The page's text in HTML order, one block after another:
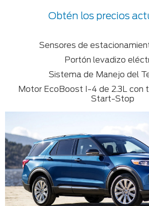
Obtén los precios
Sensores de
Portón levadizo
Sistema de Manejo del
Motor EcoBoost I-4 de 2.3L con
Start-Stop